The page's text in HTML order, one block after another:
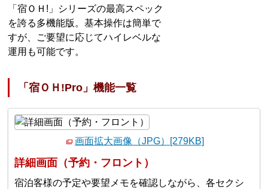
「宿ＯＨ!」シリーズの最高スペック
を誇る多機能版。基本操作は簡単で
すが、ご要望に応じてハイレベルな
運用も可能です。
「宿ＯＨ!Pro」機能一覧
画面拡大画像（JPG）[279KB]
詳細画面（予約・フロント）
宿泊客様の予定や要望メモを確認しながら、各セクシ